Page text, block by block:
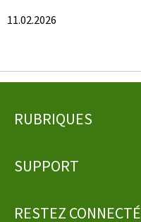
11.02.2026
Pied
page
RUBRIQUES
SUPPORT
RESTEZ CONNECTÉ